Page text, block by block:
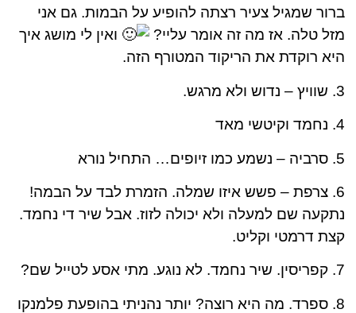
ברור שמגיל צעיר רצתה להופיע על הבמות. גם אני
מזל טלה. אז מה זה אומר עליי?
ואין לי מושג איך
היא רוקדת את הריקוד המטורף הזה.
3. שוויץ – נדוש ולא מרגש.
4. נחמד וקיטשי מאד
5. סרביה – נשמע כמו זיופים… התחיל נורא
6. צרפת – פשש איזו שמלה. הזמרת לבד על הבמה!
נתקעה שם למעלה ולא יכולה לזוז. אבל שיר די נחמד.
קצת דרמטי וקליט.
7. קפריסין. שיר נחמד. לא נוגע. מתי אסע לטייל שם?
8. ספרד. מה היא רוצה? יותר נהניתי בהופעת פלמנקו